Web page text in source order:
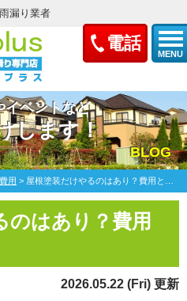
電話
MENU
漏り業者
イベントなど
します！
BLOG
用 > 屋根塗装だけやるのはあり？費用と注意点
のはあり？費用
2026.05.22 (Fri) 更新